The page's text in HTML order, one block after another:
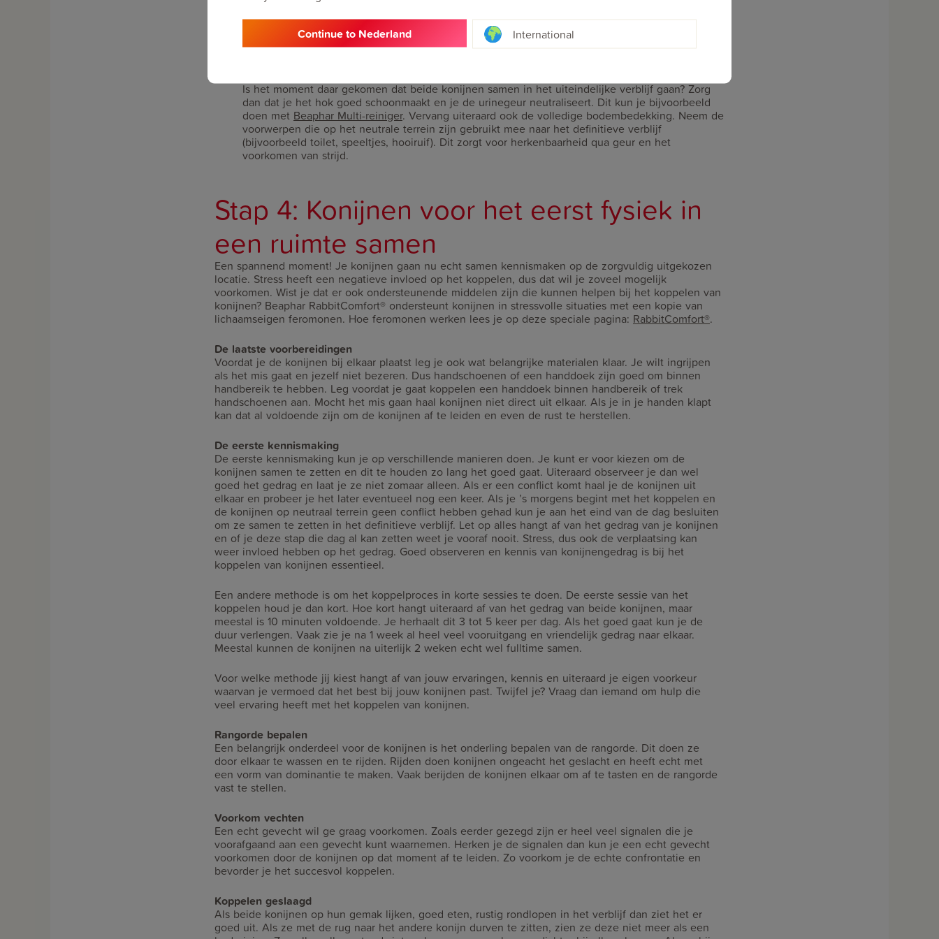
Continue to Nederland International
ruimte te zetten. Zo kan een konijn er achter gaan zitten en even bijkomen. Maak geen gat in
de doos waardoor ze in de doos kunnen gaan zitten, want als de konijnen dan beide in de doos
gaan zitten is de ruimte te klein. Tevens kun je dan moeilijk ingrijpen als het mis zou gaan.
Is het moment daar gekomen dat beide konijnen samen in het uiteindelijke verblijf gaan? Zorg
dan dat je het hok goed schoonmaakt en je de urinegeur neutraliseert. Dit kun je bijvoorbeeld
doen met Beaphar Multi-reiniger. Vervang uiteraard ook de volledige bodembedekking. Neem de
voorwerpen die op het neutrale terrein zijn gebruikt mee naar het definitieve verblijf
(bijvoorbeeld toilet, speeltjes, hooiruif). Dit zorgt voor herkenbaarheid qua geur en het
voorkomen van strijd.
Stap 4: Konijnen voor het eerst fysiek in
een ruimte samen
Een spannend moment! Je konijnen gaan nu echt samen kennismaken op de zorgvuldig uitgekozen
locatie. Stress heeft een negatieve invloed op het koppelen, dus dat wil je zoveel mogelijk
voorkomen. Wist je dat er ook ondersteunende middelen zijn die kunnen helpen bij het koppelen van
konijnen? Beaphar RabbitComfort® ondersteunt konijnen in stressvolle situaties met een kopie van
lichaamseigen feromonen. Hoe feromonen werken lees je op deze speciale pagina: RabbitComfort®.
De laatste voorbereidingen
Voordat je de konijnen bij elkaar plaatst leg je ook wat belangrijke materialen klaar. Je wilt ingrijpen
als het mis gaat en jezelf niet bezeren. Dus handschoenen of een handdoek zijn goed om binnen
handbereik te hebben. Leg voordat je gaat koppelen een handdoek binnen handbereik of trek
handschoenen aan. Mocht het mis gaan haal konijnen niet direct uit elkaar. Als je in je handen klapt
kan dat al voldoende zijn om de konijnen af te leiden en even de rust te herstellen.
De eerste kennismaking
De eerste kennismaking kun je op verschillende manieren doen. Je kunt er voor kiezen om de
konijnen samen te zetten en dit te houden zo lang het goed gaat. Uiteraard observeer je dan wel
goed het gedrag en laat je ze niet zomaar alleen. Als er een conflict komt haal je de konijnen uit
elkaar en probeer je het later eventueel nog een keer. Als je ’s morgens begint met het koppelen en
de konijnen op neutraal terrein geen conflict hebben gehad kun je aan het eind van de dag besluiten
om ze samen te zetten in het definitieve verblijf. Let op alles hangt af van het gedrag van je konijnen
en of je deze stap die dag al kan zetten weet je vooraf nooit. Stress, dus ook de verplaatsing kan
weer invloed hebben op het gedrag. Goed observeren en kennis van konijnengedrag is bij het
koppelen van konijnen essentieel.
Een andere methode is om het koppelproces in korte sessies te doen. De eerste sessie van het
koppelen houd je dan kort. Hoe kort hangt uiteraard af van het gedrag van beide konijnen, maar
meestal is 10 minuten voldoende. Je herhaalt dit 3 tot 5 keer per dag. Als het goed gaat kun je de
duur verlengen. Vaak zie je na 1 week al heel veel vooruitgang en vriendelijk gedrag naar elkaar.
Meestal kunnen de konijnen na uiterlijk 2 weken echt wel fulltime samen.
Voor welke methode jij kiest hangt af van jouw ervaringen, kennis en uiteraard je eigen voorkeur
waarvan je vermoed dat het best bij jouw konijnen past. Twijfel je? Vraag dan iemand om hulp die
veel ervaring heeft met het koppelen van konijnen.
Rangorde bepalen
Een belangrijk onderdeel voor de konijnen is het onderling bepalen van de rangorde. Dit doen ze
door elkaar te wassen en te rijden. Rijden doen konijnen ongeacht het geslacht en heeft echt met
een vorm van dominantie te maken. Vaak berijden de konijnen elkaar om af te tasten en de rangorde
vast te stellen.
Voorkom vechten
Een echt gevecht wil ge graag voorkomen. Zoals eerder gezegd zijn er heel veel signalen die je
voorafgaand aan een gevecht kunt waarnemen. Herken je de signalen dan kun je een echt gevecht
voorkomen door de konijnen op dat moment af te leiden. Zo voorkom je de echte confrontatie en
bevorder je het succesvol koppelen.
Koppelen geslaagd
Als beide konijnen op hun gemak lijken, goed eten, rustig rondlopen in het verblijf dan ziet het er
goed uit. Als ze met de rug naar het andere konijn durven te zitten, zien ze deze niet meer als een